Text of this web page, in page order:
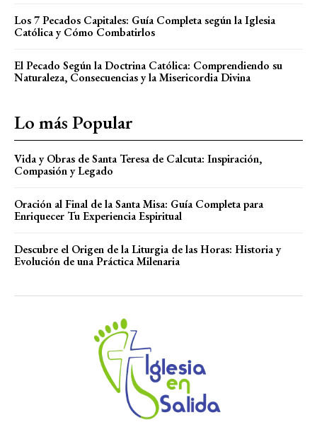
Los 7 Pecados Capitales: Guía Completa según la Iglesia
Católica y Cómo Combatirlos
El Pecado Según la Doctrina Católica: Comprendiendo su
Naturaleza, Consecuencias y la Misericordia Divina
Lo más Popular
Vida y Obras de Santa Teresa de Calcuta: Inspiración,
Compasión y Legado
Oración al Final de la Santa Misa: Guía Completa para
Enriquecer Tu Experiencia Espiritual
Descubre el Origen de la Liturgia de las Horas: Historia y
Evolución de una Práctica Milenaria